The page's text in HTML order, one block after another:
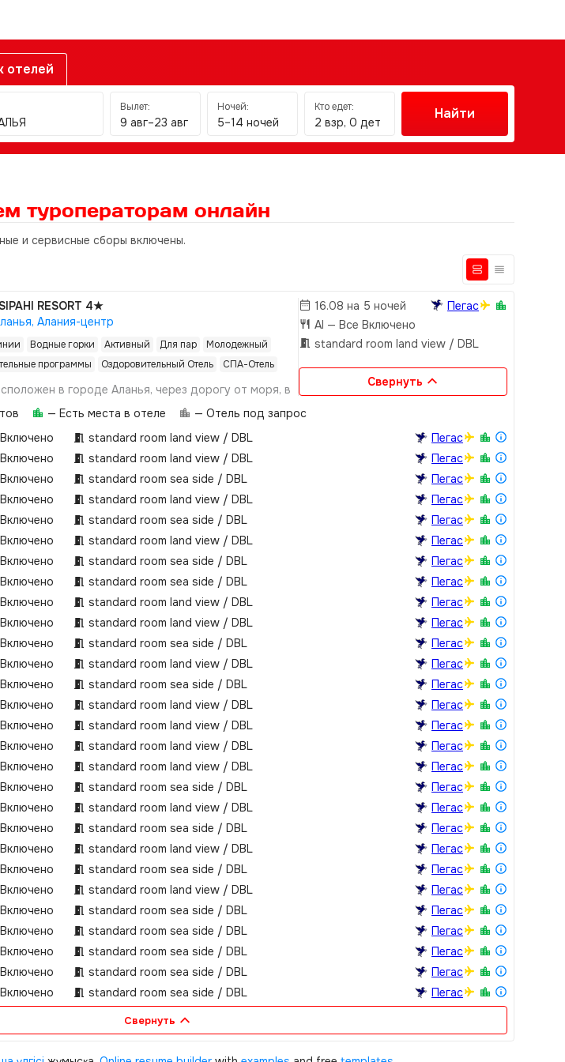
отелей
Вылет:
9 авг–23 авг
Ночей:
5–14 ночей
Кто едет:
2 взр, 0 дет
Найти
туроператорам онлайн
и сервисные сборы включены.
RESORT 4★
Алания-центр
Водные горки Активный Для пар
Молодежный
программы
Оздоровительный Отель СПА-Отель
в городе Аланья, через дорогу от моря, в
Клеопатра.
16.08 на 5 ночей
Пегас
AI — Все Включено
standard room land view / DBL
Свернуть
— Есть места в отеле
— Отель под запрос
standard room land view / DBL
Пегас
standard room land view / DBL
Пегас
standard room sea side / DBL
Пегас
standard room land view / DBL
Пегас
standard room sea side / DBL
Пегас
standard room land view / DBL
Пегас
standard room sea side / DBL
Пегас
standard room sea side / DBL
Пегас
standard room land view / DBL
Пегас
standard room land view / DBL
Пегас
standard room sea side / DBL
Пегас
standard room land view / DBL
Пегас
standard room sea side / DBL
Пегас
standard room land view / DBL
Пегас
standard room land view / DBL
Пегас
standard room land view / DBL
Пегас
standard room land view / DBL
Пегас
standard room sea side / DBL
Пегас
standard room land view / DBL
Пегас
standard room sea side / DBL
Пегас
standard room land view / DBL
Пегас
standard room sea side / DBL
Пегас
standard room land view / DBL
Пегас
standard room sea side / DBL
Пегас
standard room sea side / DBL
Пегас
standard room sea side / DBL
Пегас
standard room sea side / DBL
Пегас
standard room sea side / DBL Пегас
Свернуть